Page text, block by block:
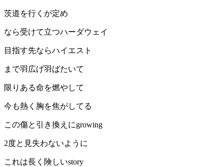
茨道を行くが定め
なら受けて立つハーダウェイ
目指す先ならハイエスト
まで羽広げ羽ばたいて
限りある命を燃やして
今も熱く胸を焦がしてる
この傷と引き換えにgrowing
2度と見失わないように
これは長く険しいstory